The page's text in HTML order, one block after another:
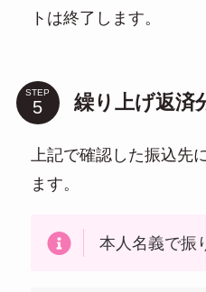
トは終了します。
STEP 繰り上げ返済
上記で確認した振込先
ます。
本人名義で振